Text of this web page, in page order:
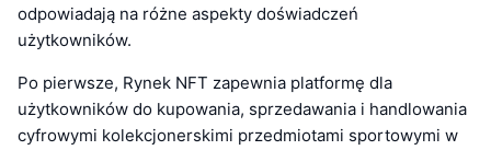
odpowiadają na różne aspekty doświadczeń
użytkowników.
Po pierwsze, Rynek NFT zapewnia platformę dla
użytkowników do kupowania, sprzedawania i handlowania
cyfrowymi kolekcjonerskimi przedmiotami sportowymi w